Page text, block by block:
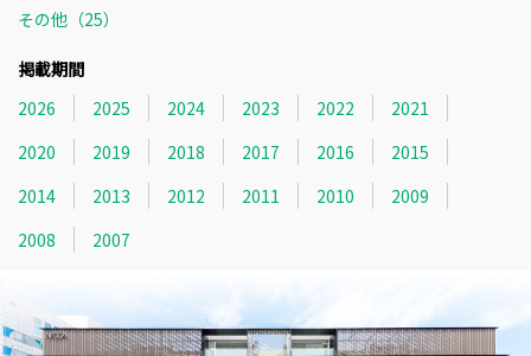
その他（25）
掲載期間
2026
2025 2024 2023 2022
2021
2020
2019 2018 2017 2016
2015
2014
2013 2012 2011 2010
2009
2008
2007